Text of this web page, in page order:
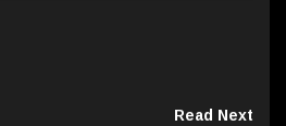
Read Next